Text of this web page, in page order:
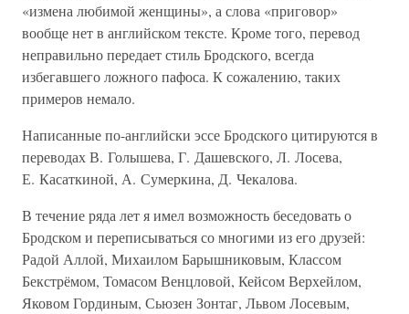
«измена любимой женщины», а слова «приговор»
вообще нет в английском тексте. Кроме того, перевод
неправильно передает стиль Бродского, всегда
избегавшего ложного пафоса. К сожалению, таких
примеров немало.
Написанные по-английски эссе Бродского цитируются в
переводах В. Голышева, Г. Дашевского, Л. Лосева,
Е. Касаткиной, А. Сумеркина, Д. Чекалова.
В течение ряда лет я имел возможность беседовать о
Бродском и переписываться со многими из его друзей:
Радой Аллой, Михаилом Барышниковым, Классом
Бекстрёмом, Томасом Венцловой, Кейсом Верхейлом,
Яковом Гординым, Сьюзен Зонтаг, Львом Лосевым,